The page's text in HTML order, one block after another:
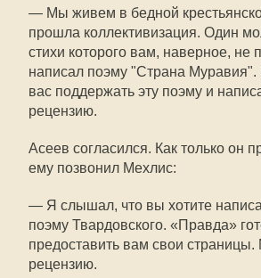
— Мы живем в бедной
прошла коллективизация. Один
стихи которого вам, наверное, не
написал поэму "Страна
вас поддержать эту поэму и
рецензию.
Асеев согласился. Как только он
ему позвонил Мехлис:
— Я слышал, что вы хотите
поэму Твардовского. «Правда»
предоставить вам свои
рецензию.